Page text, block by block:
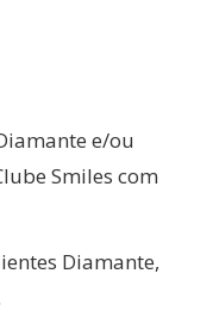
e/ou
Smiles com
Diamante,